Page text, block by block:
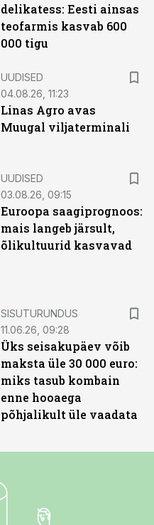
delikatess: Eesti ainsas
teofarmis kasvab 600
000 tigu
UUDISED
04.08.26, 11:23
Linas Agro avas
Muugal viljaterminali
UUDISED
03.08.26, 09:15
Euroopa saagiprognoos:
mais langeb järsult,
õlikultuurid kasvavad
SISUTURUNDUS
11.06.26, 09:28
Üks seisakupäev võib
maksta üle 30 000 euro:
miks tasub kombain
enne hooaega
põhjalikult üle vaadata